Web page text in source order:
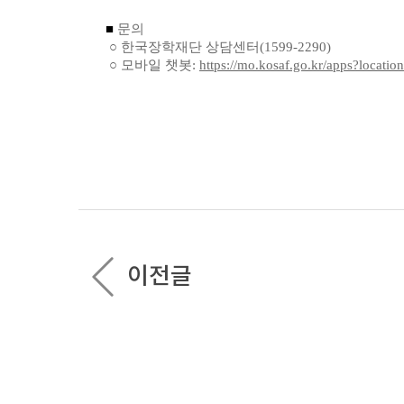
■ 문의
○ 한국장학재단 상담센터(1599-2290)
○ 모바일 챗봇: https://mo.kosaf.go.kr/
이전글